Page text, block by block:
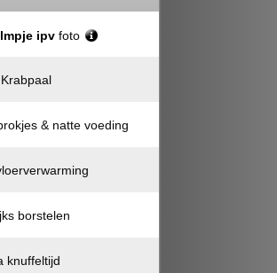
ipv foto
& natte voeding
borstelen
knuffeltijd